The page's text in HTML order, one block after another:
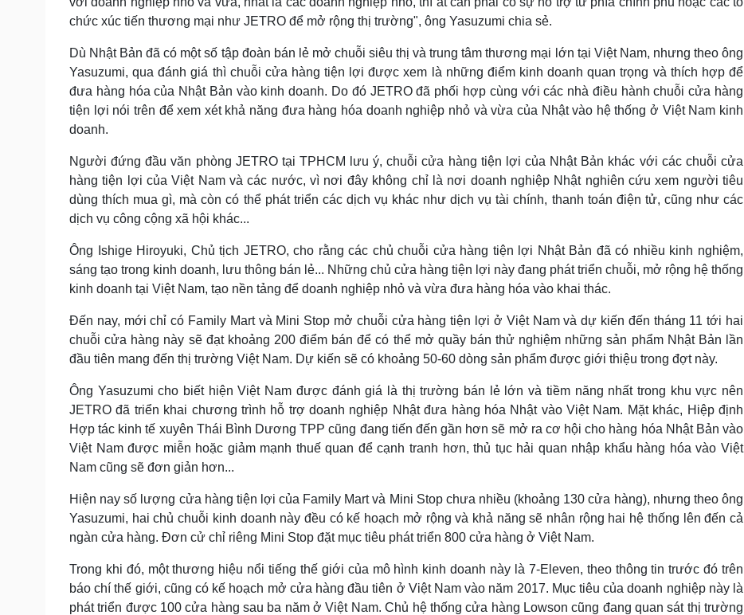
chức xúc tiến thương mại như JETRO để mở rộng thị trường", ông Yasuzumi chia sẻ.
Dù Nhật Bản đã có một số tập đoàn bán lẻ mở chuỗi siêu thị và trung tâm thương mại lớn tại Việt Nam, nhưng theo ông
Yasuzumi, qua đánh giá thì chuỗi cửa hàng tiện lợi được xem là những điểm kinh doanh quan trọng và thích hợp để
đưa hàng hóa của Nhật Bản vào kinh doanh. Do đó JETRO đã phối hợp cùng với các nhà điều hành chuỗi cửa hàng
tiện lợi nói trên để xem xét khả năng đưa hàng hóa doanh nghiệp nhỏ và vừa của Nhật vào hệ thống ở Việt Nam kinh
doanh.
Người đứng đầu văn phòng JETRO tại TPHCM lưu ý, chuỗi cửa hàng tiện lợi của Nhật Bản khác với các chuỗi cửa
hàng tiện lợi của Việt Nam và các nước, vì nơi đây không chỉ là nơi doanh nghiệp Nhật nghiên cứu xem người tiêu
dùng thích mua gì, mà còn có thể phát triển các dịch vụ khác như dịch vụ tài chính, thanh toán điện tử, cũng như các
dịch vụ công cộng xã hội khác...
Ông Ishige Hiroyuki, Chủ tịch JETRO, cho rằng các chủ chuỗi cửa hàng tiện lợi Nhật Bản đã có nhiều kinh nghiệm,
sáng tạo trong kinh doanh, lưu thông bán lẻ... Những chủ cửa hàng tiện lợi này đang phát triển chuỗi, mở rộng hệ thống
kinh doanh tại Việt Nam, tạo nền tảng để doanh nghiệp nhỏ và vừa đưa hàng hóa vào khai thác.
Đến nay, mới chỉ có Family Mart và Mini Stop mở chuỗi cửa hàng tiện lợi ở Việt Nam và dự kiến đến tháng 11 tới hai
chuỗi cửa hàng này sẽ đạt khoảng 200 điểm bán để có thể mở quầy bán thử nghiệm những sản phẩm Nhật Bản lần
đầu tiên mang đến thị trường Việt Nam. Dự kiến sẽ có khoảng 50-60 dòng sản phẩm được giới thiệu trong đợt này.
Ông Yasuzumi cho biết hiện Việt Nam được đánh giá là thị trường bán lẻ lớn và tiềm năng nhất trong khu vực nên
JETRO đã triển khai chương trình hỗ trợ doanh nghiệp Nhật đưa hàng hóa Nhật vào Việt Nam. Mặt khác, Hiệp định
Hợp tác kinh tế xuyên Thái Bình Dương TPP cũng đang tiến đến gần hơn sẽ mở ra cơ hội cho hàng hóa Nhật Bản vào
Việt Nam được miễn hoặc giảm mạnh thuế quan để cạnh tranh hơn, thủ tục hải quan nhập khẩu hàng hóa vào Việt
Nam cũng sẽ đơn giản hơn...
Hiện nay số lượng cửa hàng tiện lợi của Family Mart và Mini Stop chưa nhiều (khoảng 130 cửa hàng), nhưng theo ông
Yasuzumi, hai chủ chuỗi kinh doanh này đều có kế hoạch mở rộng và khả năng sẽ nhân rộng hai hệ thống lên đến cả
ngàn cửa hàng. Đơn cử chỉ riêng Mini Stop đặt mục tiêu phát triển 800 cửa hàng ở Việt Nam.
Trong khi đó, một thương hiệu nổi tiếng thế giới của mô hình kinh doanh này là 7-Eleven, theo thông tin trước đó trên
báo chí thế giới, cũng có kế hoạch mở cửa hàng đầu tiên ở Việt Nam vào năm 2017. Mục tiêu của doanh nghiệp này là
phát triển được 100 cửa hàng sau ba năm ở Việt Nam. Chủ hệ thống cửa hàng Lowson cũng đang quan sát thị trường